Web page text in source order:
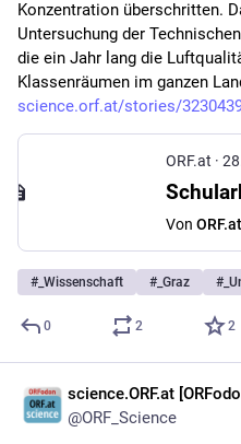
Konzentration überschritten.
Untersuchung der
die ein Jahr lang die
Klassenräumen im ganzen
science.orf.at/stories/
ORF.at ·
Von ORF.at
# _Wissenschaft # _Graz #
0 2 2
science.ORF.at
@ORF_Science